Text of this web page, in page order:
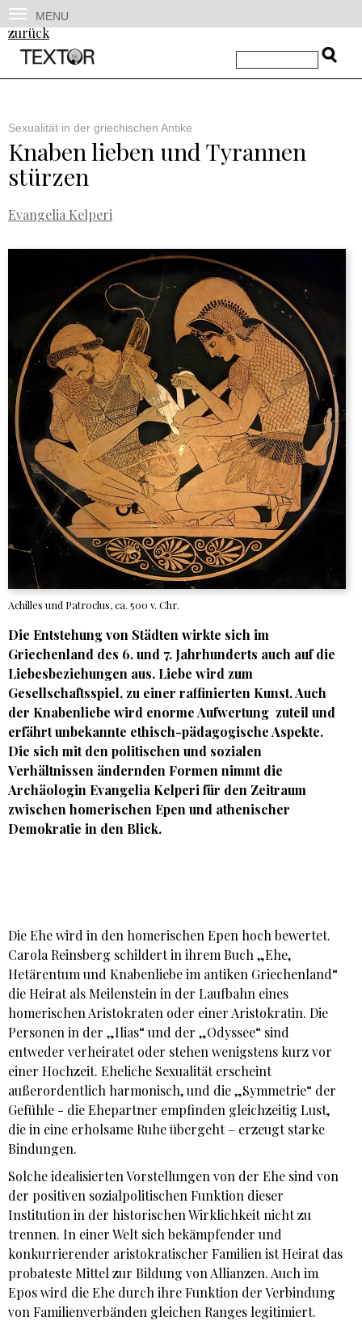
MENU
zurück
Sexualität in der griechischen Antike
Knaben lieben und Tyrannen
stürzen
Evangelia Kelperi
Achilles und Patroclus, ca. 500 v. Chr.
Die Entstehung von Städten wirkte sich im
Griechenland des 6. und 7. Jahrhunderts auch auf die
Liebesbeziehungen aus. Liebe wird zum
Gesellschaftsspiel, zu einer raffinierten Kunst. Auch
der Knabenliebe wird enorme Aufwertung zuteil und
erfährt unbekannte ethisch-pädagogische Aspekte.
Die sich mit den politischen und sozialen
Verhältnissen ändernden Formen nimmt die
Archäologin Evangelia Kelperi für den Zeitraum
zwischen homerischen Epen und athenischer
Demokratie in den Blick.
Die Ehe wird in den homerischen Epen hoch bewertet.
Carola Reinsberg schildert in ihrem Buch „Ehe,
Hetärentum und Knabenliebe im antiken Griechenland“
die Heirat als Meilenstein in der Laufbahn eines
homerischen Aristokraten oder einer Aristokratin. Die
Personen in der „Ilias“ und der „Odyssee“ sind
entweder verheiratet oder stehen wenigstens kurz vor
einer Hochzeit. Eheliche Sexualität erscheint
außerordentlich harmonisch, und die „Symmetrie“ der
Gefühle - die Ehepartner empfinden gleichzeitig Lust,
die in eine erholsame Ruhe übergeht – erzeugt starke
Bindungen.
Solche idealisierten Vorstellungen von der Ehe sind von
der positiven sozialpolitischen Funktion dieser
Institution in der historischen Wirklichkeit nicht zu
trennen. In einer Welt sich bekämpfender und
konkurrierender aristokratischer Familien ist Heirat das
probateste Mittel zur Bildung von Allianzen. Auch im
Epos wird die Ehe durch ihre Funktion der Verbindung
von Familienverbänden gleichen Ranges legitimiert.